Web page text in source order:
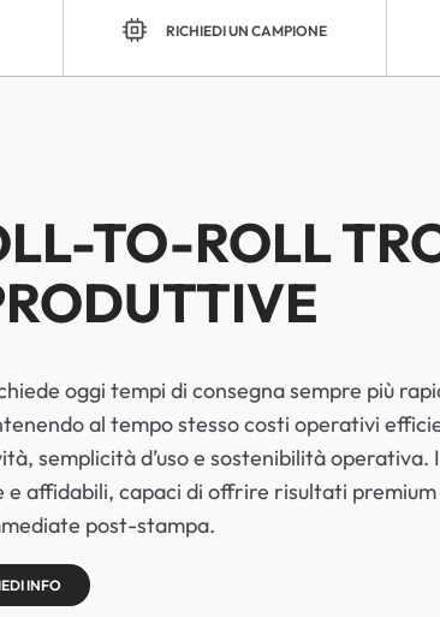
RICHIEDI UN CAMPIONE
TO-ROLL
oggi tempi di consegna sempre più
al tempo stesso costi operativi
semplicità d’uso e sostenibilità operativa. I
e affidabili, capaci di offrire risultati premium
post-stampa.
INFO